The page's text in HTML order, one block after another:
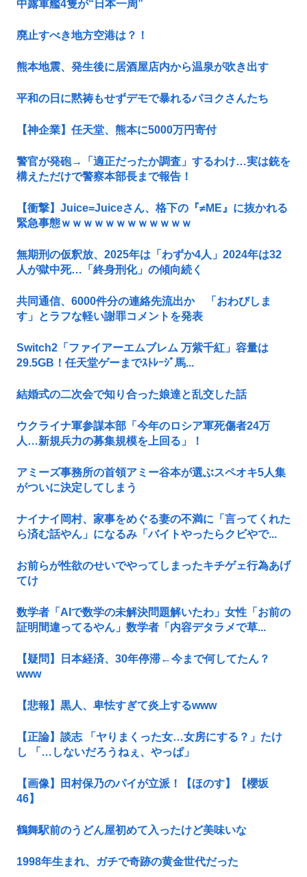
中露軍艦4隻が“日本一周”
廃止すべき地方空港は？！
熊本地震、発生後に居酒屋店内から温泉が吹き出す
平和の日に黙祷もせずデモで暴れるパヨクさんたち
【神企業】任天堂、熊本に5000万円寄付
警官が発砲→「適正だったか調査」するわけ…実は銃を
構えただけで警察本部長まで報告！
【衝撃】Juice=Juiceさん、格下の『≠ME』に抜かれる
緊急事態ｗｗｗｗｗｗｗｗｗｗｗｗ
無期刑の仮釈放、2025年は「わずか4人」2024年は32
人が獄中死…「終身刑化」の傾向続く
共同通信、6000件分の連絡先流出か 「おわびしま
す」とラフな軽い謝罪コメントを発表
Switch2「ファイアーエムブレム 万紫千紅」容量は
29.5GB！任天堂ゲーまでｽﾄﾚｰｼﾞ馬...
結婚式の二次会で知り合った娘達と乱交した話
ウクライナ軍参謀本部「今年のロシア軍死傷者24万
人…新規兵力の募集規模を上回る」！
アミーズ事務所の首領アミー谷本が選ぶスペオキ5人集
がついに決定してしまう
ナイナイ岡村、家事をめぐる妻の不満に「言ってくれた
ら済む話やん」になるみ「バイトやったらクビやで...
お前らが性欲のせいでやってしまったキチゲェ行為あげ
てけ
数学者「AIで数学の未解決問題解いたわ」女性「お前の
証明間違ってるやん」数学者「内容デタラメで草...
【疑問】日本経済、30年停滞←今まで何してたん？
www
【悲報】黒人、卑怯すぎて炎上するwww
【正論】談志 「ヤりまくった女…女房にする？」たけ
し 「…しないだろうねぇ、やっぱ」
【画像】田村保乃のパイが立派！【ほのす】【櫻坂
46】
鶴舞駅前のうどん屋初めて入ったけど美味いな
1998年生まれ、ガチで奇跡の黄金世代だった